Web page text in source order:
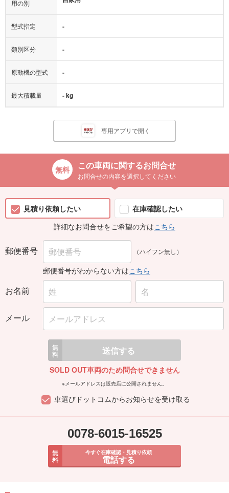
用の別
型式指定 -
類別区分 -
原動機の型式 -
最大積載量 - kg
専用アプリで開く
この車両に関するお問合せ
お問合せの内容を選択してください
見積り依頼したい
在庫確認したい
詳細なお問合せをご希望の方はこちら
郵便番号 （ハイフン無し）
郵便番号がわからない方はこちら
お名前
メール
無
料 送信する
SOLD OUT車両のため問合せできません
※メールアドレスは販売店に公開されません。
車選びドットコムからお知らせを受け取る
0078-6015-16525
無
料
今すぐ在庫確認・見積り依頼
電話する